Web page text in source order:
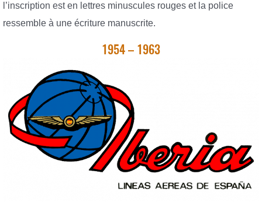
l’inscription est en lettres minuscules rouges et la police
ressemble à une écriture manuscrite.
1954 – 1963